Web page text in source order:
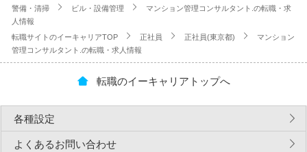
警備・清掃
ビル・設備管理
マンション管理コンサルタント.の転職・求
人情報
転職サイトのイーキャリアTOP
正社員 正社員(東京都)
マンション
管理コンサルタント.の転職・求人情報
転職のイーキャリアトップへ
各種設定
よくあるお問い合わせ